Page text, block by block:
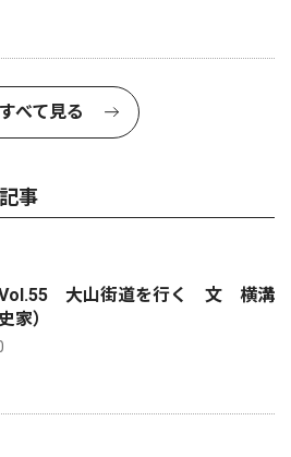
すべて見る
事
Vol.55 大山街道を行く 文 横溝
家）